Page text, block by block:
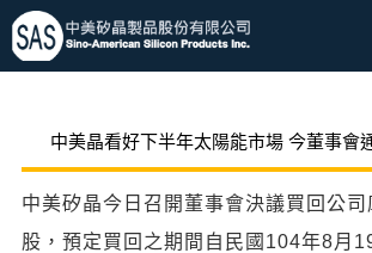
中美晶看好下半年太陽能市場 今董事會
中美矽晶今日召開董事會決議買回公
股，預定買回之期間自民國104年8月